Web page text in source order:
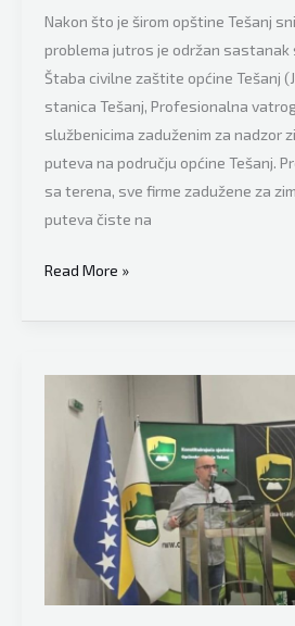
Nakon što je širom opštine Tešanj
problema jutros je održan sastanak
Štaba civilne zaštite općine Tešanj
stanica Tešanj, Profesionalna
službenicima zaduženim za nadzor
puteva na području općine Tešanj.
sa terena, sve firme zadužene za
puteva čiste na
Opština
se
izazvao
haos:
firme
zadužene
Read More »